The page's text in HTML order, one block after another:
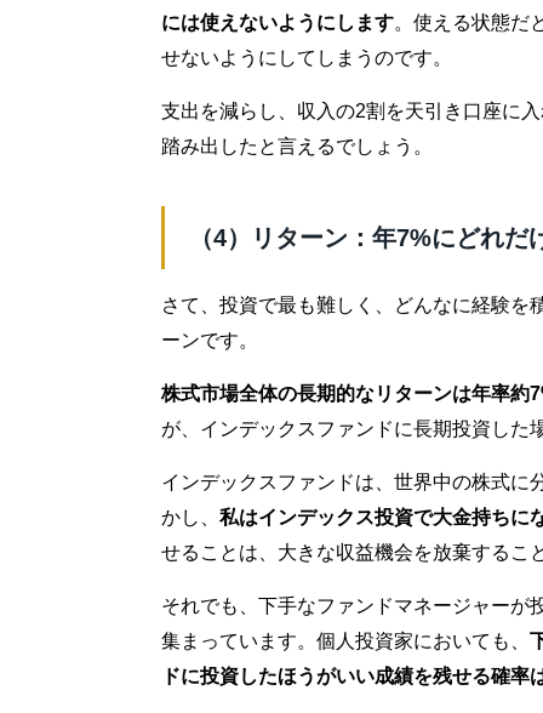
には使えないようにします。使える状態だ
せないようにしてしまうのです。
支出を減らし、収入の2割を天引き口座に
踏み出したと言えるでしょう。
（4）リターン：年7%にどれだ
さて、投資で最も難しく、どんなに経験
ーンです。
株式市場全体の長期的なリターンは年率約
が、インデックスファンドに長期投資した
インデックスファンドは、世界中の株式に
かし、 私はインデックス投資で大金持ちに
せることは、大きな収益機会を放棄するこ
それでも、下手なファンドマネージャーが
集まっています。個人投資家においても、
ドに投資したほうがいい成績を残せる確率